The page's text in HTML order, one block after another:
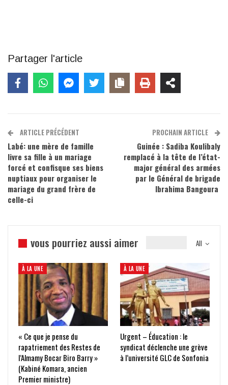
Partager l'article
ARTICLE PRÉCÉDENT
Labé: une mère de famille
livre sa fille à un mariage
forcé et confisque ses biens
nuptiaux pour organiser le
mariage du grand frère de
celle-ci
PROCHAIN ARTICLE
Guinée : Sadiba Koulibaly
remplacé à la tête de l’état-
major général des armées
par le Général de brigade
Ibrahima Bangoura
All
vous pourriez aussi aimer
À LA UNE
« Ce que je pense du
rapatriement des Restes de
l’Almamy Bocar Biro Barry »
(Kabiné Komara, ancien
Premier ministre)
À LA UNE
Urgent – Éducation : le
syndicat déclenche une grève
à l’université GLC de Sonfonia